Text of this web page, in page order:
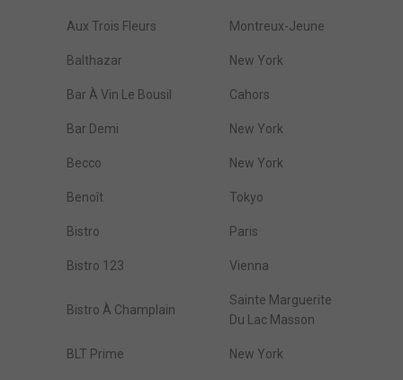
Aux Trois Fleurs Montreux-Jeune
Balthazar New York
Bar À Vin Le Bousil Cahors
Bar Demi New York
Becco New York
Benoît Tokyo
Bistro Paris
Bistro 123 Vienna
Bistro À Champlain
Sainte Marguerite
Du Lac Masson
BLT Prime New York